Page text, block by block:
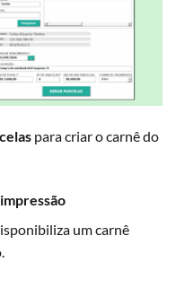
para criar o carnê do
um carnê